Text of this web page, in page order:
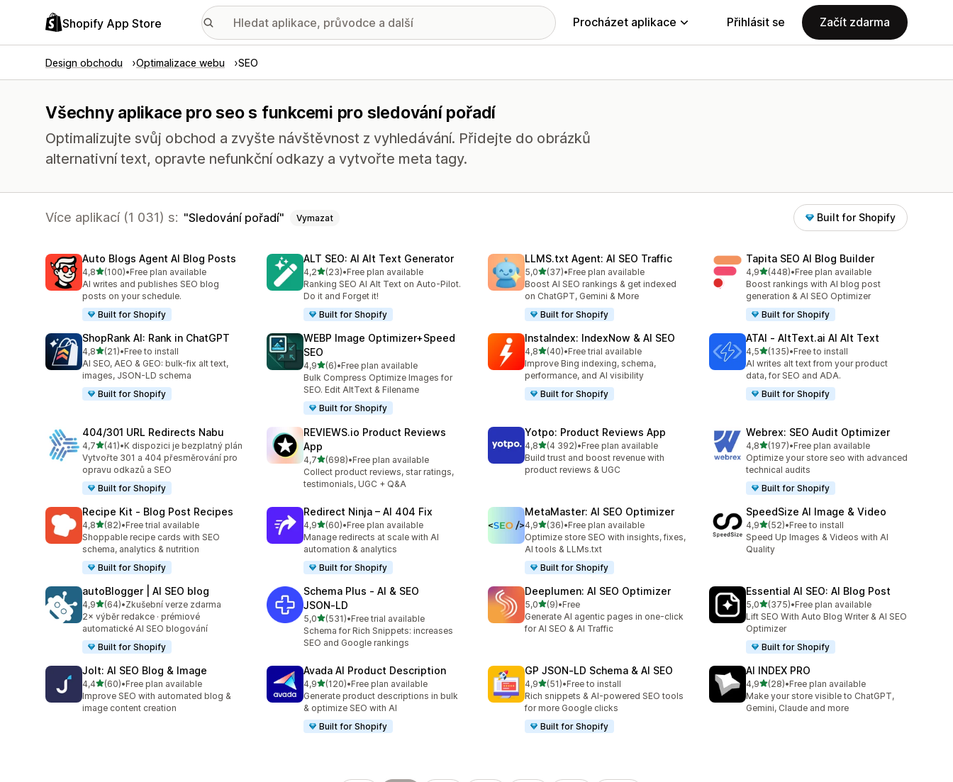
Shopify App Store Procházet aplikace Přihlásit se Začít zdarma
Design obchodu Optimalizace webu SEO
Všechny aplikace pro seo s funkcemi pro sledování pořadí
Optimalizujte svůj obchod a zvyšte návštěvnost z vyhledávání. Přidejte do obrázků
alternativní text, opravte nefunkční odkazy a vytvořte meta tagy.
Více aplikací (1 031) s: Sledování pořadí Vymazat Built for Shopify
Auto Blogs Agent AI Blog Posts
4,8z 5 hvězd
(100)
Celkový počet recenzí: 100
•Free plan available
AI writes and publishes SEO blog
posts on your schedule.
Built for Shopify
ALT SEO: AI Alt Text Generator
4,2z 5 hvězd
(23)
Celkový počet recenzí: 23
•Free plan available
Ranking SEO AI Alt Text on Auto‑Pilot.
Do it and Forget it!
Built for Shopify
LLMS.txt Agent: AI SEO Traffic
5,0z 5 hvězd
(37)
Celkový počet recenzí: 37
•Free plan available
Boost AI SEO rankings & get indexed
on ChatGPT, Gemini & More
Built for Shopify
Tapita SEO AI Blog Builder
4,9z 5 hvězd
(448)
Celkový počet recenzí: 448
•Free plan available
Boost rankings with AI blog post
generation & AI SEO Optimizer
Built for Shopify
ShopRank AI: Rank in ChatGPT
4,8z 5 hvězd
(21)
Celkový počet recenzí: 21
•Free to install
AI SEO, AEO & GEO: bulk-fix alt text,
images, JSON-LD schema
Built for Shopify
WEBP Image Optimizer+Speed
SEO
4,9z 5 hvězd
(6)
Celkový počet recenzí: 6
•Free plan available
Bulk Compress Optimize Images for
SEO. Edit AltText & Filename
Built for Shopify
InstaIndex: IndexNow & AI SEO
4,8z 5 hvězd
(40)
Celkový počet recenzí: 40
•Free trial available
Improve Bing indexing, schema,
performance, and AI visibility
Built for Shopify
ATAI ‑ AltText.ai AI Alt Text
4,5z 5 hvězd
(135)
Celkový počet recenzí: 135
•Free to install
AI writes alt text from your product
data, for SEO and ADA.
Built for Shopify
404/301 URL Redirects Nabu
4,7z 5 hvězd
(41)
Celkový počet recenzí: 41
•K dispozici je bezplatný plán
Vytvořte 301 a 404 přesměrování pro
opravu odkazů a SEO
Built for Shopify
REVIEWS.io Product Reviews
App
4,7z 5 hvězd
(698)
Celkový počet recenzí: 698
•Free plan available
Collect product reviews, star ratings,
testimonials, UGC + Q&A
Yotpo: Product Reviews App
4,8z 5 hvězd
(4 392)
Celkový počet recenzí: 4392
•Free plan available
Build trust and boost revenue with
product reviews & UGC
Webrex: SEO Audit Optimizer
4,8z 5 hvězd
(197)
Celkový počet recenzí: 197
•Free plan available
Optimize your store seo with advanced
technical audits
Built for Shopify
Recipe Kit ‑ Blog Post Recipes
4,8z 5 hvězd
(82)
Celkový počet recenzí: 82
•Free trial available
Shoppable recipe cards with SEO
schema, analytics & nutrition
Built for Shopify
Redirect Ninja – AI 404 Fix
4,9z 5 hvězd
(60)
Celkový počet recenzí: 60
•Free plan available
Manage redirects at scale with AI
automation & analytics
Built for Shopify
MetaMaster: AI SEO Optimizer
4,9z 5 hvězd
(36)
Celkový počet recenzí: 36
•Free plan available
Optimize store SEO with insights, fixes,
AI tools & LLMs.txt
Built for Shopify
SpeedSize AI Image & Video
4,9z 5 hvězd
(52)
Celkový počet recenzí: 52
•Free to install
Speed Up Images & Videos with AI
Quality
autoBlogger | AI SEO blog
4,9z 5 hvězd
(64)
Celkový počet recenzí: 64
•Zkušební verze zdarma
2× výběr redakce · prémiové
automatické AI SEO blogování
Built for Shopify
Schema Plus ‑ AI & SEO
JSON‑LD
5,0z 5 hvězd
(531)
Celkový počet recenzí: 531
•Free trial available
Schema for Rich Snippets: increases
SEO and Google rankings
Deeplumen: AI SEO Optimizer
5,0z 5 hvězd
(9)
Celkový počet recenzí: 9
•Free
Generate AI agentic pages in one-click
for AI SEO & AI Traffic
Essential AI SEO: AI Blog Post
5,0z 5 hvězd
(375)
Celkový počet recenzí: 375
•Free plan available
Lift SEO With Auto Blog Writer & AI SEO
Optimizer
Built for Shopify
Jolt: AI SEO Blog & Image
4,4z 5 hvězd
(60)
Celkový počet recenzí: 60
•Free plan available
Improve SEO with automated blog &
image content creation
Avada AI Product Description
4,9z 5 hvězd
(120)
Celkový počet recenzí: 120
•Free plan available
Generate product descriptions in bulk
& optimize SEO with AI
Built for Shopify
GP JSON‑LD Schema & AI SEO
4,9z 5 hvězd
(51)
Celkový počet recenzí: 51
•Free to install
Rich snippets & AI-powered SEO tools
for more Google clicks
Built for Shopify
AI INDEX PRO
4,9z 5 hvězd
(28)
Celkový počet recenzí: 28
•Free plan available
Make your store visible to ChatGPT,
Gemini, Claude and more